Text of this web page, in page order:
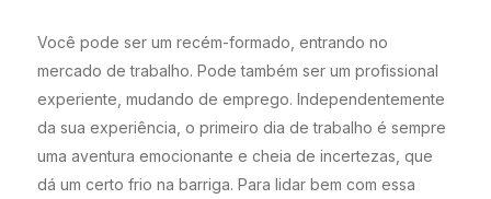
Você pode ser um recém-formado, entrando no
mercado de trabalho. Pode também ser um profissional
experiente, mudando de emprego. Independentemente
da sua experiência, o primeiro dia de trabalho é sempre
uma aventura emocionante e cheia de incertezas, que
dá um certo frio na barriga. Para lidar bem com essa